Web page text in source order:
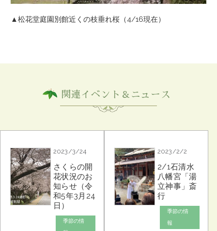
▲松花堂庭園別館近くの枝垂れ桜（4/16現在）
関連イベント＆ニュース
2023/3/24
さくらの開
花状況のお
知らせ（令
和5年3月24
日）
季節の情
2023/2/2
2/1石清水
八幡宮「湯
立神事」斎
行
季節の情
報